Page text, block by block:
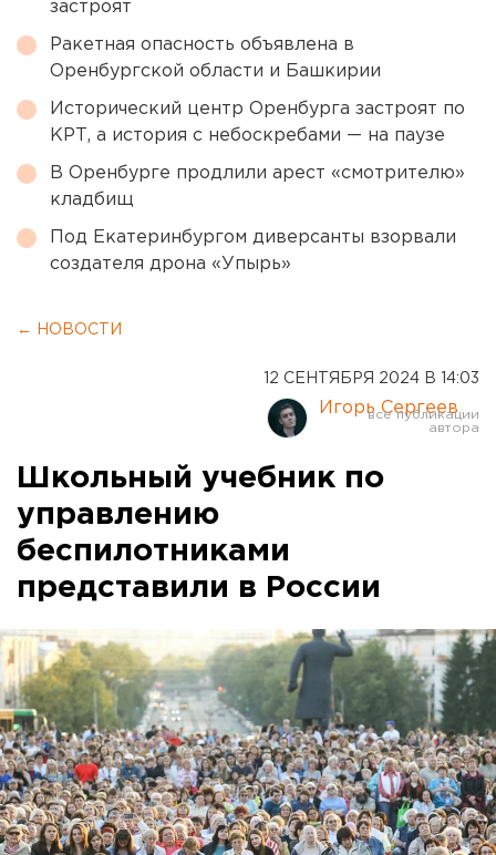
застроят
Ракетная опасность объявлена в
Оренбургской области и Башкирии
Исторический центр Оренбурга застроят по
КРТ, а история с небоскребами — на паузе
В Оренбурге продлили арест «смотрителю»
кладбищ
Под Екатеринбургом диверсанты взорвали
создателя дрона «Упырь»
← НОВОСТИ
12 СЕНТЯБРЯ 2024 В 14:03
Игорь Сергеев
Школьный учебник по
управлению
беспилотниками
представили в России